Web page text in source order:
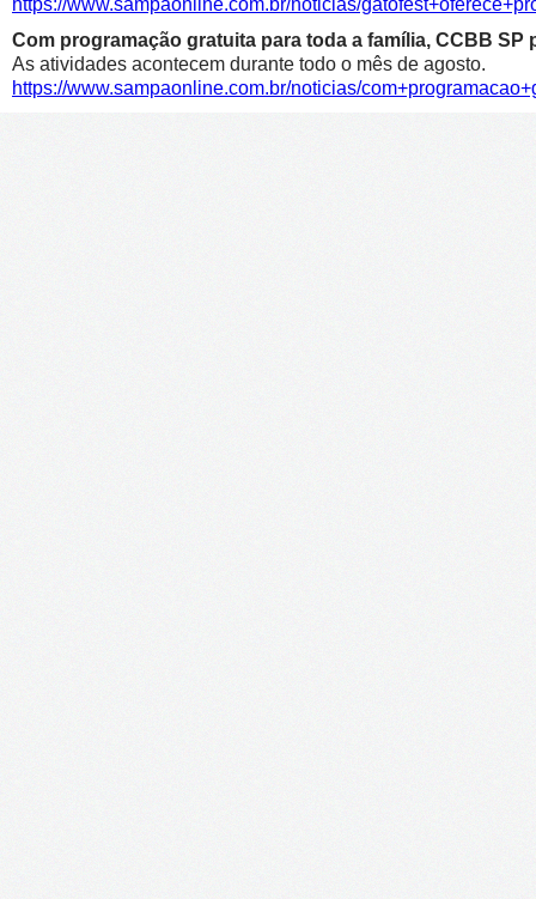
https://www.sampaonline.com.br/noticias/
Com programação gratuita para toda a família, CCBB
As atividades acontecem durante todo o mês de agosto.
https://www.sampaonline.com.br/noticias/